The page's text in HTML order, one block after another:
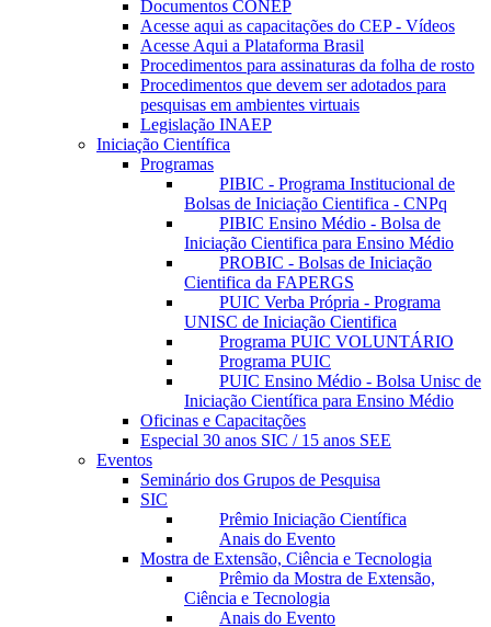
Documentos CONEP
Acesse aqui as capacitações do CEP - Vídeos
Acesse Aqui a Plataforma Brasil
Procedimentos para assinaturas da folha de rosto
Procedimentos que devem ser adotados para
pesquisas em ambientes virtuais
Legislação INAEP
Iniciação Científica
Programas
PIBIC - Programa Institucional de
Bolsas de Iniciação Cientifica - CNPq
PIBIC Ensino Médio - Bolsa de
Iniciação Cientifica para Ensino Médio
PROBIC - Bolsas de Iniciação
Cientifica da FAPERGS
PUIC Verba Própria - Programa
UNISC de Iniciação Cientifica
Programa PUIC VOLUNTÁRIO
Programa PUIC
PUIC Ensino Médio - Bolsa Unisc de
Iniciação Científica para Ensino Médio
Oficinas e Capacitações
Especial 30 anos SIC / 15 anos SEE
Eventos
Seminário dos Grupos de Pesquisa
SIC
Prêmio Iniciação Científica
Anais do Evento
Mostra de Extensão, Ciência e Tecnologia
Prêmio da Mostra de Extensão,
Ciência e Tecnologia
Anais do Evento